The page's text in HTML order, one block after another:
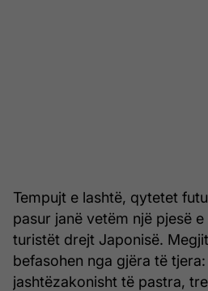
Tempujt e lashtë, qytetet
pasur janë vetëm një pjesë
turistët drejt Japonisë.
befasohen nga gjëra të
jashtëzakonisht të pastra,